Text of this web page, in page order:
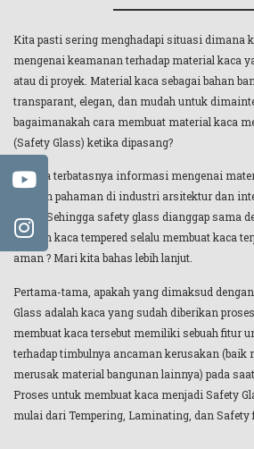
Kita pasti sering menghadapi situasi dimana
mengenai keamanan terhadap material kaca
atau di proyek. Material kaca sebagai bahan
transparant, elegan, dan mudah untuk
bagaimanakah cara membuat material kaca
(Safety Glass) ketika dipasang?
Karena terbatasnya informasi mengenai
kesalah pahaman di industri arsitektur dan
glass. Sehingga safety glass dianggap sama
Apakah kaca tempered selalu membuat kaca
aman ? Mari kita bahas lebih lanjut.
Pertama-tama, apakah yang dimaksud
Glass adalah kaca yang sudah diberikan
membuat kaca tersebut memiliki sebuah fitur
terhadap timbulnya ancaman kerusakan (baik
merusak material bangunan lainnya) pada saat
Proses untuk membuat kaca menjadi Safety
mulai dari Tempering, Laminating, dan Safety